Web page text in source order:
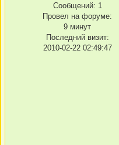
Сообщений: 1
Провел на форуме:
9 минут
Последний визит:
2010-02-22 02:49:47